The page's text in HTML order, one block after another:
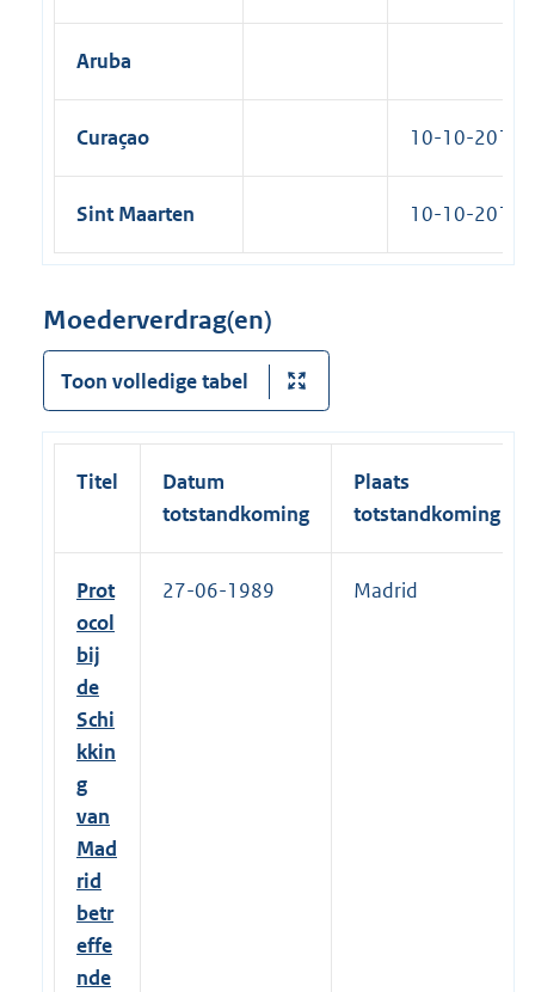
Aruba
Curaçao 10-10-2010
Sint Maarten 10-10-2010
Moederverdrag(en)
Toon volledige tabel
Titel
Datum
totstandkoming
Plaats
totstandkoming
Prot
ocol
bij
de
Schi
kkin
g
van
Mad
rid
betr
effe
nde
27-06-1989 Madrid